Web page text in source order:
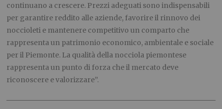
continuano a crescere. Prezzi adeguati sono indispensabili
per garantire reddito alle aziende, favorire il rinnovo dei
noccioleti e mantenere competitivo un comparto che
rappresenta un patrimonio economico, ambientale e sociale
per il Piemonte. La qualità della nocciola piemontese
rappresenta un punto di forza che il mercato deve
riconoscere e valorizzare”.